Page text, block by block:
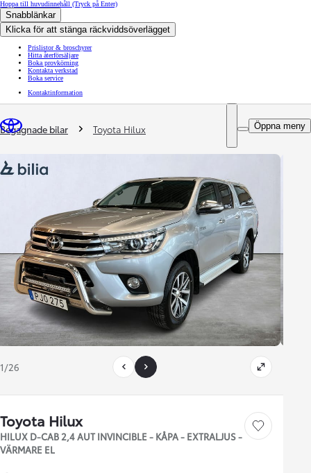
Hoppa till huvudinnehåll (Tryck på Enter)
Snabblänkar
Klicka för att stänga räckviddsöverlägget
Prislistor & broschyrer
Hitta återförsäljare
Boka provkörning
Kontakta verkstad
Boka service
Kontaktinformation
Öppna meny
You are here
Begagnade bilar Toyota Hilux
1/26
Toyota Hilux
HILUX D-CAB 2,4 AUT INVINCIBLE - KÅPA - EXTRALJUS -
VÄRMARE EL
Save car